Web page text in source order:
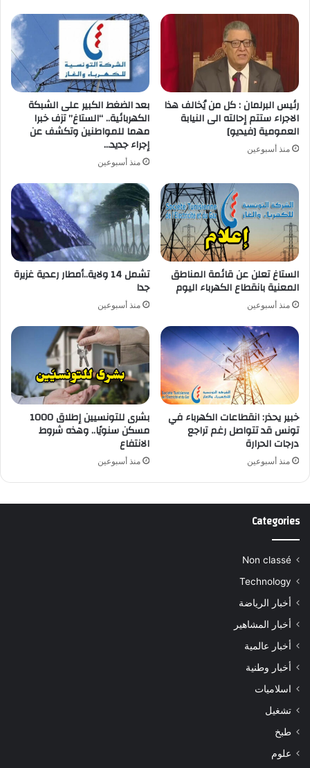
رئيس البرلمان : كل من يُخالف هذا
الاجراء ستتم إحالته الى النيابة
العمومية [فيديو]
منذ أسبوعين
بعد الضغط الكبير على الشبكة
الكهربائية.. “الستاغ” تزف خبرا
مهما للمواطنين وتكشف عن
إجراء جديد…
منذ أسبوعين
الستاغ تعلن عن قائمة المناطق
المعنية بانقطاع الكهرباء اليوم
منذ أسبوعين
تشمل 14 ولاية..أمطار رعدية غزيرة
جدا
منذ أسبوعين
خبير يحذر: انقطاعات الكهرباء في
تونس قد تتواصل رغم تراجع
درجات الحرارة
منذ أسبوعين
بشرى للتونسيين إطلاق 1000
مسكن سنويًا.. وهذه شروط
الانتفاع
منذ أسبوعين
Categories
Non classé
Technology
أخبار الرياضة
أخبار المشاهير
أخبار عالمية
أخبار وطنية
اسلاميات
تشغيل
طبخ
علوم